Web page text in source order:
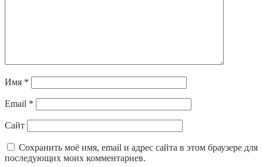
Имя *
Email *
Сайт
Сохранить моё имя, email и адрес сайта в этом браузере для
последующих моих комментариев.